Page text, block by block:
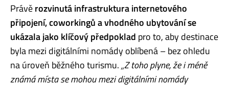
Právěrozvinutá infrastruktura internetového
připojení, coworkingů a vhodného ubytování se
ukázala jako klíčový předpoklad pro to, aby destinace
byla mezi digitálními nomády oblíbená – bez ohledu
na úroveň běžného turismu.„Z toho plyne, že i méně
známá místa se mohou mezi digitálními nomády